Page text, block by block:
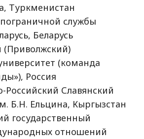
Туркменистан
службы
Беларусь
(команда
Россия
Славянский
Б.Н. Ельцина, Кыргызстан
государственный
отношений